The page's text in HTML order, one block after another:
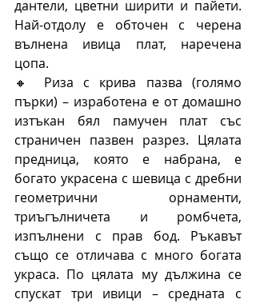
дантели, цветни ширити и пайети.
Най-отдолу е обточен с черена
вълнена ивица плат, наречена
цопа.
🔸 Риза с крива пазва (голямо
пърки) – изработена е от домашно
изтъкан бял памучен плат със
страничен пазвен разрез. Цялата
предница, която е набрана, е
богато украсена с шевица с дребни
геометрични орнаменти,
триъгълничета и ромбчета,
изпълнени с прав бод. Ръкавът
също се отличава с много богата
украса. По цялата му дължина се
спускат три ивици – средната с